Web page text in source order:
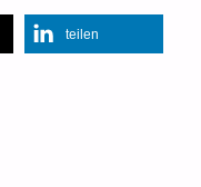
teilen